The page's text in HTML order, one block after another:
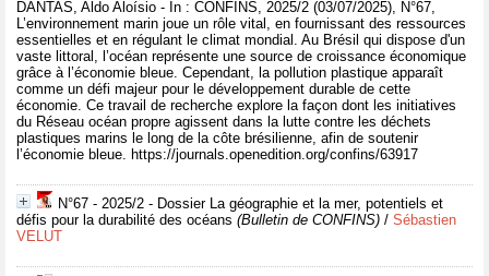
DANTAS, Aldo Aloísio - In : CONFINS, 2025/2 (03/07/2025), N°67,
L’environnement marin joue un rôle vital, en fournissant des ressources
essentielles et en régulant le climat mondial. Au Brésil qui dispose d'un
vaste littoral, l’océan représente une source de croissance économique
grâce à l’économie bleue. Cependant, la pollution plastique apparaît
comme un défi majeur pour le développement durable de cette
économie. Ce travail de recherche explore la façon dont les initiatives
du Réseau océan propre agissent dans la lutte contre les déchets
plastiques marins le long de la côte brésilienne, afin de soutenir
l’économie bleue. https://journals.openedition.org/confins/63917
N°67 - 2025/2 - Dossier La géographie et la mer, potentiels et
défis pour la durabilité des océans (Bulletin de CONFINS) / Sébastien
VELUT